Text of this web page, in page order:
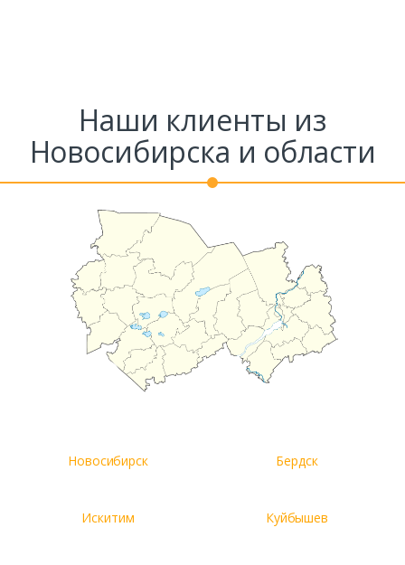
Наши клиенты из
Новосибирска и области
Новосибирск Бердск
Искитим Куйбышев